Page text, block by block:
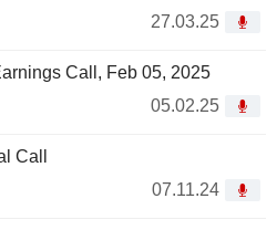
27.03.25
Call, Feb 05, 2025
05.02.25
Call
07.11.24